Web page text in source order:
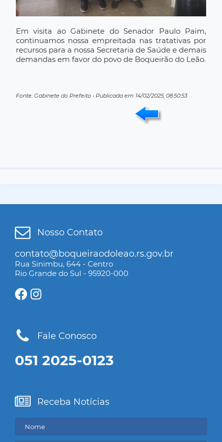
Em visita ao Gabinete do Senador Paulo Paim,
continuamos nossa empreitada nas tratativas por
recursos para a nossa Secretaria de Saúde e demais
demandas em favor do povo de Boqueirão do Leão.
Fonte: Gabinete do Prefeito • Publicada em 14/02/2025, 08:50:53
Nosso Contato
contato@boqueiraodoleao.rs.gov.br
Rua Sinimbu, 644 - Centro
Rio Grande do Sul - 95920-000
Fale Conosco
051 2025-0123
Receba Notícias